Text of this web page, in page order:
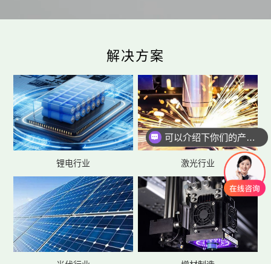
解决方案
锂电行业 激光行业
可以介绍下你们的产品么
你们是怎么收费的呢